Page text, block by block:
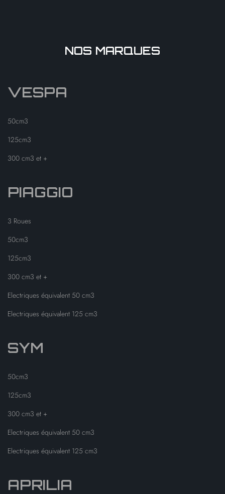
NOS MARQUES
VESPA
50cm3
125cm3
300 cm3 et +
PIAGGIO
3 Roues
50cm3
125cm3
300 cm3 et +
Electriques équivalent 50 cm3
Electriques équivalent 125 cm3
SYM
50cm3
125cm3
300 cm3 et +
Electriques équivalent 50 cm3
Electriques équivalent 125 cm3
APRILIA